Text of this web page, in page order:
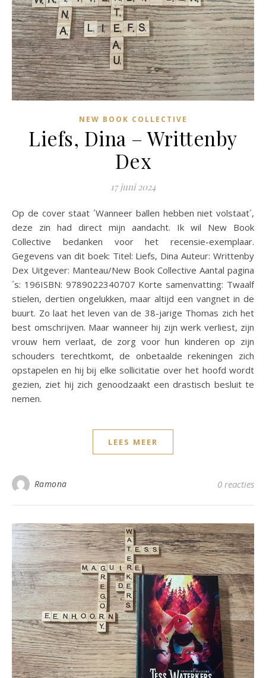
NEW BOOK COLLECTIVE
Liefs, Dina – Writtenby
Dex
17 juni 2024
Op de cover staat ´Wanneer ballen hebben niet volstaat´,
deze zin had direct mijn aandacht. Ik wil New Book
Collective bedanken voor het recensie-exemplaar.
Gegevens van dit boek: Titel: Liefs, Dina Auteur: Writtenby
Dex Uitgever: Manteau/New Book Collective Aantal pagina
´s: 196ISBN: 9789022340707 Korte samenvatting: Twaalf
stielen, dertien ongelukken, maar altijd een vangnet in de
buurt. Zo laat het leven van de 38-jarige Thomas zich het
best omschrijven. Maar wanneer hij zijn werk verliest, zijn
vrouw hem verlaat, de zorg voor hun kinderen op zijn
schouders terechtkomt, de onbetaalde rekeningen zich
opstapelen en hij bij elke sollicitatie over het hoofd wordt
gezien, ziet hij zich genoodzaakt een drastisch besluit te
nemen.
LEES MEER
Ramona 0 reacties